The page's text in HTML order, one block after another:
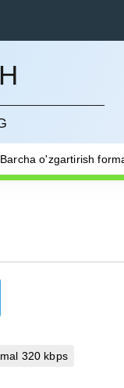
Barcha o'zgartirish
320 kbps